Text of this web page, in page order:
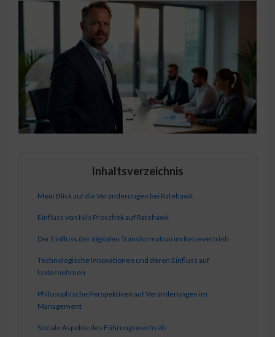
Inhaltsverzeichnis
Mein Blick auf die Veränderungen bei Ratehawk
Einfluss von Nils Proschek auf Ratehawk
Der Einfluss der digitalen Transformation im Reisevertrieb
Technologische Innovationen und deren Einfluss auf
Unternehmen
Philosophische Perspektiven auf Veränderungen im
Management
Soziale Aspekte des Führungswechsels